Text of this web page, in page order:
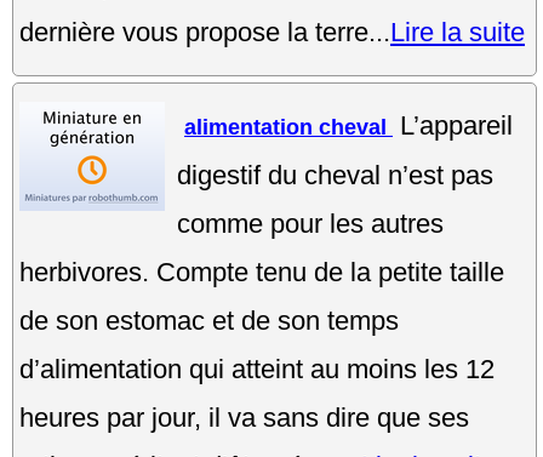
dernière vous propose la terre...Lire la suite
alimentation cheval
L’appareil
digestif du cheval n’est pas
comme pour les autres
herbivores. Compte tenu de la petite taille
de son estomac et de son temps
d’alimentation qui atteint au moins les 12
heures par jour, il va sans dire que ses